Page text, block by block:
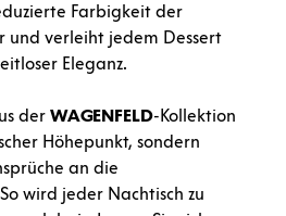
Farbigkeit der
und verleiht jedem Dessert
Eleganz.
der WAGENFELD-Kollektion
Höhepunkt, sondern
an die
wird jeder Nachtisch zu